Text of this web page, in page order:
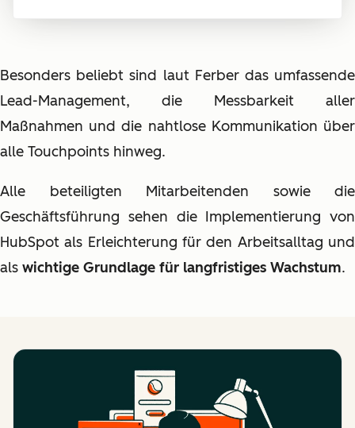
Besonders beliebt sind laut Ferber das umfassende
Lead-Management, die Messbarkeit aller
Maßnahmen und die nahtlose Kommunikation über
alle Touchpoints hinweg.
Alle beteiligten Mitarbeitenden sowie die
Geschäftsführung sehen die Implementierung von
HubSpot als Erleichterung für den Arbeitsalltag und
als wichtige Grundlage für langfristiges Wachstum.